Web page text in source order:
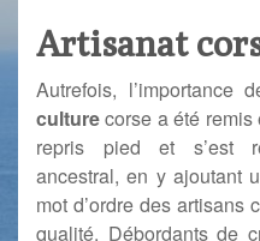
Artisanat
Autrefois, l’importance
culturecorse a été
repris pied et s’est
ancestral, en y ajoutant
mot d’ordre des artisans
qualité. Débordants de